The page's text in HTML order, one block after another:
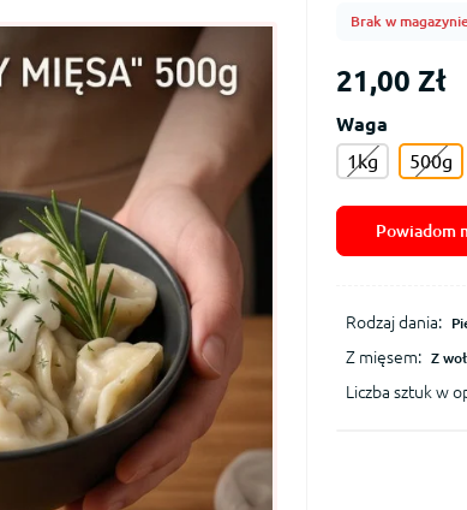
Brak w
21,00 Zł
Waga
1kg
500g
Powiadom
Rodzaj dania:
Z mięsem: Z
Liczba sztuk w